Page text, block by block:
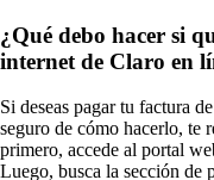
¿Qué debo hacer si
internet de Claro en
Si deseas pagar tu factura
seguro de cómo hacerlo, te
primero, accede al portal
Luego, busca la sección de